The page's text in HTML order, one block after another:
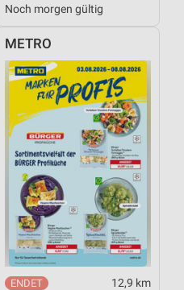
Noch morgen gültig
METRO
12,9 km